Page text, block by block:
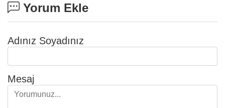
Yorum Ekle
Adınız Soyadınız
Mesaj